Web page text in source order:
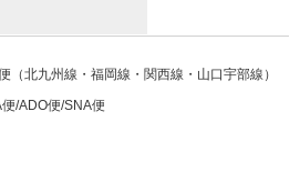
北九州線・福岡線・関西線・山口宇部線）
/ADO便/SNA便